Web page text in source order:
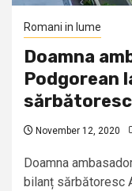
Romani in lume
Doamna
Podgorean
sărbătoresc
November 12, 2020
Doamna
bilanț sărbătoresc